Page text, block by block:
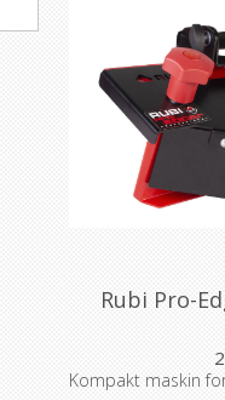
Rubi Pro-
Kompakt maskin